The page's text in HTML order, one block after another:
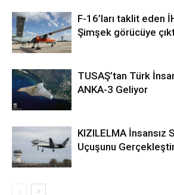
F-16’ları taklit eden
Şimşek görücüye
TUSAŞ’tan Türk
ANKA-3 Geliyor
KIZILELMA İnsansız
Uçuşunu